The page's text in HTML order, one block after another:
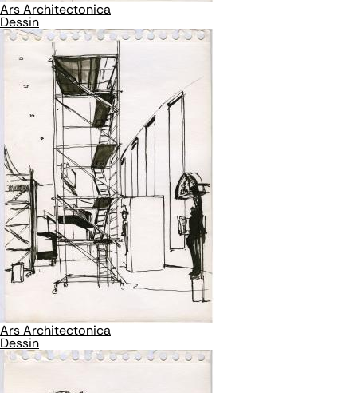
Ars Architectonica
Dessin
Ars Architectonica
Dessin